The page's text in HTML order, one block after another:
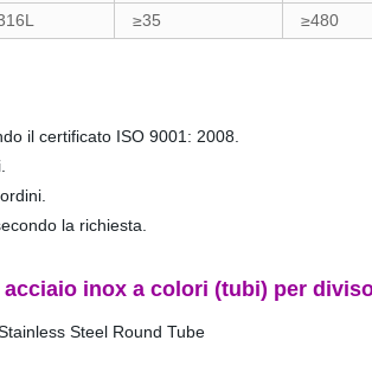
≥35 ≥480
il certificato ISO 9001: 2008.
la richiesta.
inox a colori (tubi) per